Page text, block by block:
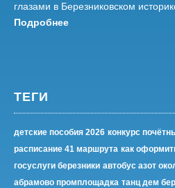
глазами в Березниковском
Подробнее
ТЕГИ
детские пособия 2026 конкурс
расписание 41 маршрута как
госуслуги березники автобус азот
абрамово промплощадка танц дем